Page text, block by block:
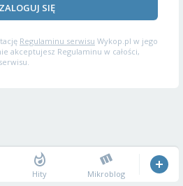
ZALOGUJ SIĘ
Regulaminu serwisu Wykop.pl w jego
akceptujesz Regulaminu w całości,
Hity Mikroblog